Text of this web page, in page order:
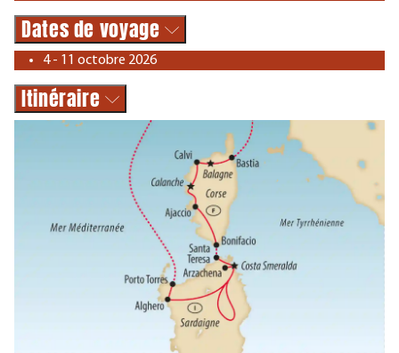
Dates de voyage
4 - 11 octobre 2026
Itinéraire